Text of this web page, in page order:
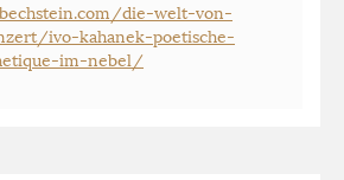
die-welt-von-
ivo-kahanek-poetische-
im-nebel/